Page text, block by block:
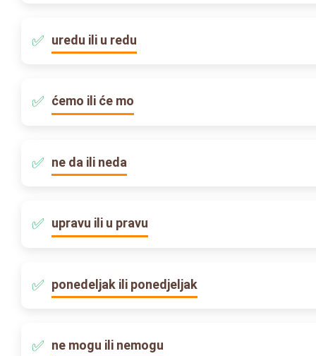
uredu ili u redu
ćemo ili će mo
ne da ili neda
upravu ili u pravu
ponedeljak ili ponedjeljak
ne mogu ili nemogu